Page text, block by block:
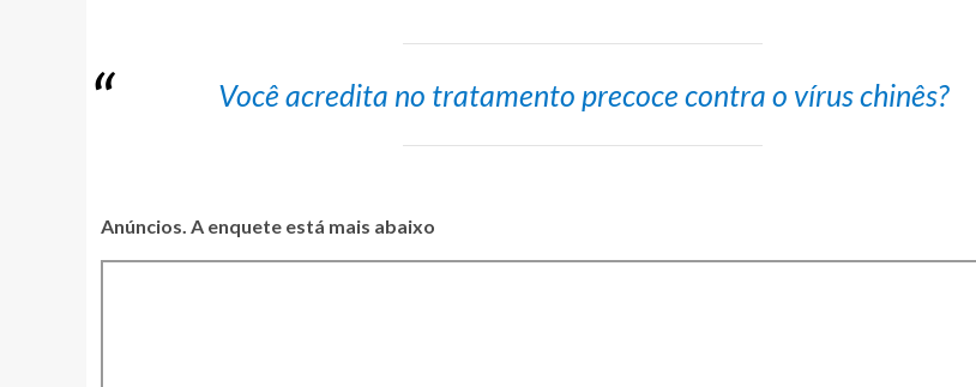
Você acredita no tratamento precoce contra o vírus chinês?
Anúncios. A enquete está mais abaixo